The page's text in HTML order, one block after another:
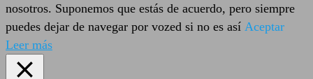
nosotros. Suponemos que estás de acuerdo, pero siempre
puedes dejar de navegar por vozed si no es así Aceptar
Leer más